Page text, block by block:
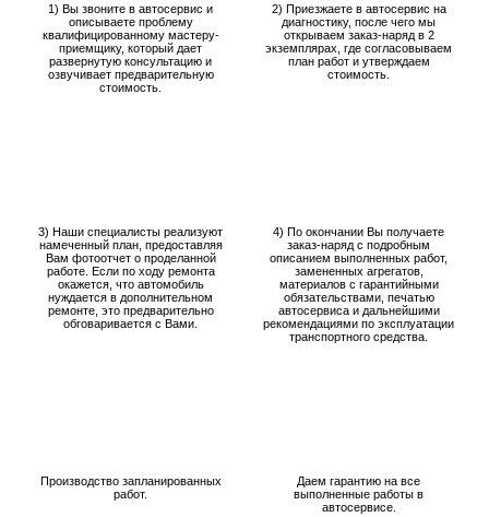
1) Вы звоните в автосервис и
описываете проблему
квалифицированному мастеру-
приемщику, который дает
развернутую консультацию и
озвучивает предварительную
стоимость.
2) Приезжаете в автосервис на
диагностику, после чего мы
открываем заказ-наряд в 2
экземплярах, где согласовываем
план работ и утверждаем
стоимость.
3) Наши специалисты реализуют
намеченный план, предоставляя
Вам фотоотчет о проделанной
работе. Если по ходу ремонта
окажется, что автомобиль
нуждается в дополнительном
ремонте, это предварительно
обговаривается с Вами.
4) По окончании Вы получаете
заказ-наряд с подробным
описанием выполненных работ,
замененных агрегатов,
материалов с гарантийными
обязательствами, печатью
автосервиса и дальнейшими
рекомендациями по эксплуатации
транспортного средства.
Производство запланированных
работ.
Даем гарантию на все
выполненные работы в
автосервисе.